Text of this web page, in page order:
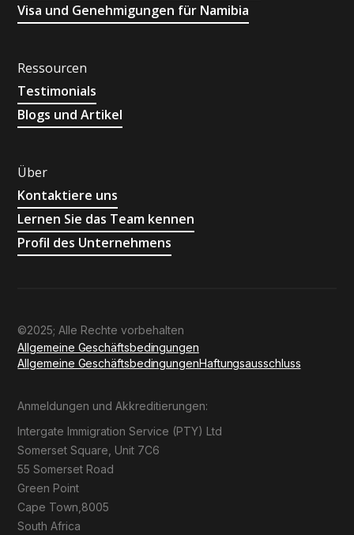
Visa und Genehmigungen für Namibia
Ressourcen
Testimonials
Blogs und Artikel
Über
Kontaktiere uns
Lernen Sie das Team kennen
Profil des Unternehmens
©2025; Alle Rechte vorbehalten
Allgemeine Geschäftsbedingungen
Allgemeine GeschäftsbedingungenHaftungsausschluss
Anmeldungen und Akkreditierungen:
Intergate Immigration Service (PTY) Ltd
Somerset Square, Unit 7C6
55 Somerset Road
Green Point
Cape Town,8005
South Africa